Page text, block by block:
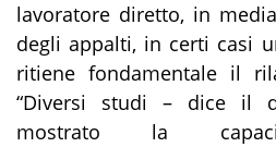
lavoratore diretto, in
degli appalti, in certi casi
ritiene fondamentale il
“Diversi studi – dice il
mostrato la